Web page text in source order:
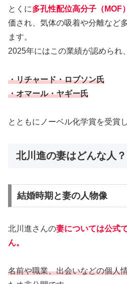
とくに多孔性配位高分子（MOF）
価され、気体の吸着や分離など
ます。
2025年にはこの業績が認められ、
・リチャード・ロブソン氏
・オマール・ヤギー氏
とともにノーベル化学賞を受賞
北川進の妻はどんな人？
結婚時期と妻の人物像
北川進さんの妻については公式
ん。
名前や職業、出会いなどの個人